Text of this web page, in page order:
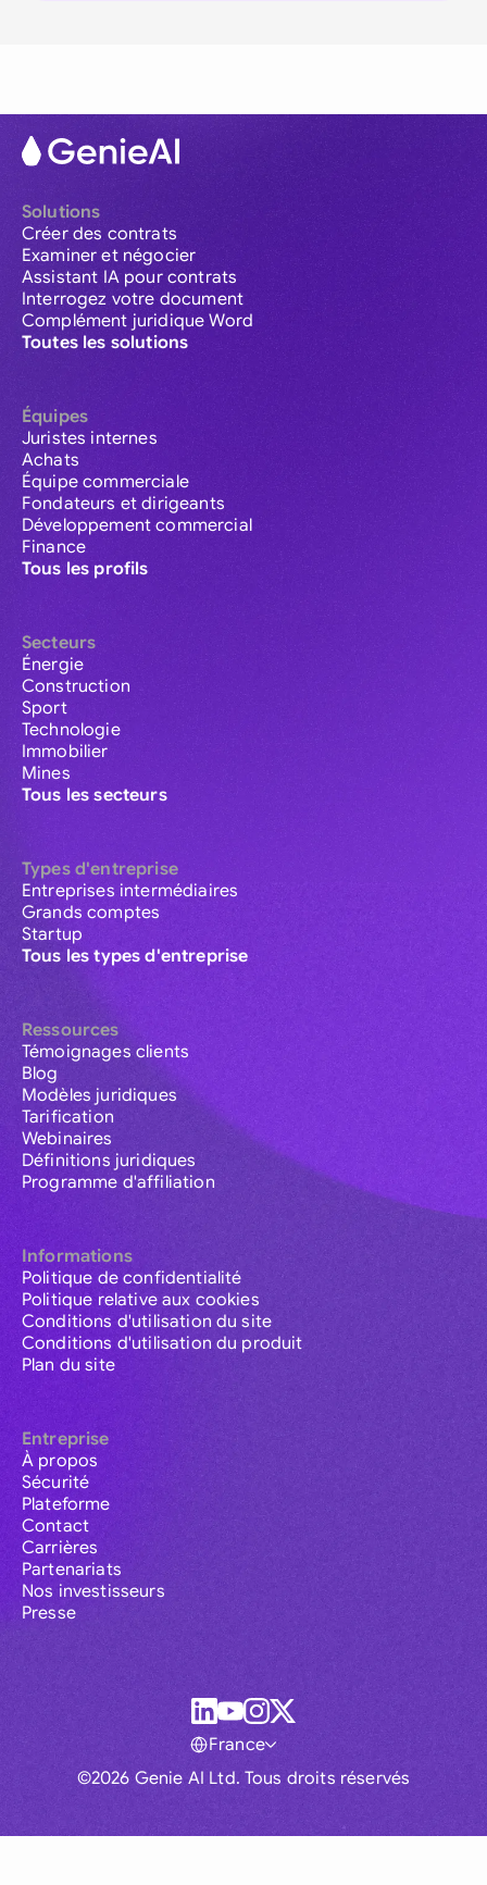
Solutions
Créer des contrats
Examiner et négocier
Assistant IA pour contrats
Interrogez votre document
Complément juridique Word
Toutes les solutions
Équipes
Juristes internes
Achats
Équipe commerciale
Fondateurs et dirigeants
Développement commercial
Finance
Tous les profils
Secteurs
Énergie
Construction
Sport
Technologie
Immobilier
Mines
Tous les secteurs
Types d'entreprise
Entreprises intermédiaires
Grands comptes
Startup
Tous les types d'entreprise
Ressources
Témoignages clients
Blog
Modèles juridiques
Tarification
Webinaires
Définitions juridiques
Programme d'affiliation
Informations
Politique de confidentialité
Politique relative aux cookies
Conditions d'utilisation du site
Conditions d'utilisation du produit
Plan du site
Entreprise
À propos
Sécurité
Plateforme
Contact
Carrières
Partenariats
Nos investisseurs
Presse
©2026 Genie AI Ltd. Tous droits réservés
France
Global